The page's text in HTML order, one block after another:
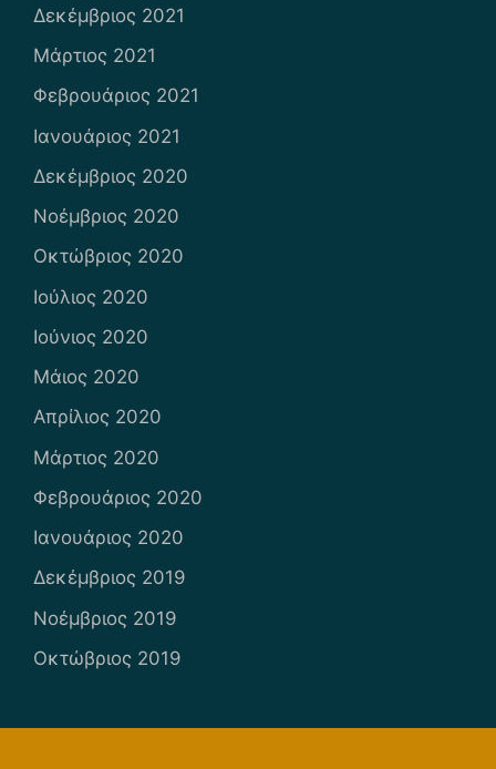
Δεκέμβριος 2021
Μάρτιος 2021
Φεβρουάριος 2021
Ιανουάριος 2021
Δεκέμβριος 2020
Νοέμβριος 2020
Οκτώβριος 2020
Ιούλιος 2020
Ιούνιος 2020
Μάιος 2020
Απρίλιος 2020
Μάρτιος 2020
Φεβρουάριος 2020
Ιανουάριος 2020
Δεκέμβριος 2019
Νοέμβριος 2019
Οκτώβριος 2019